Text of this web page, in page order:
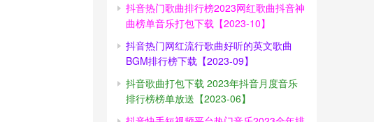
抖音热门歌曲排行榜2023网红歌曲抖音神
曲榜单音乐打包下载【2023-10】
抖音热门网红流行歌曲好听的英文歌曲
BGM排行榜下载【2023-09】
抖音歌曲打包下载 2023年抖音月度音乐
排行榜榜单放送【2023-06】